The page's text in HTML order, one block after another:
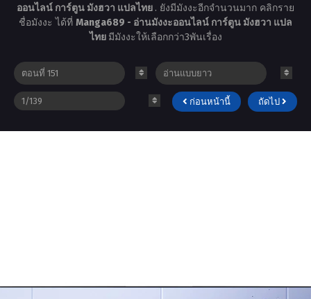
ออนไลน์ การ์ตูน มังฮวา แปลไทย . ยังมีมังงะอีกจำนวนมาก คลิกราย
ชื่อมังงะ ได้ที่ Manga689 - อ่านมังงะออนไลน์ การ์ตูน มังฮวา แปล
ไทย มีมังงะให้เลือกกว่า3พันเรื่อง
ก่อนหน้านี้ ถัดไป